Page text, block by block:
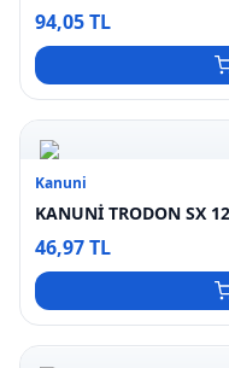
94,05 TL
Kanuni
KANUNİ TRODON SX
46,97 TL